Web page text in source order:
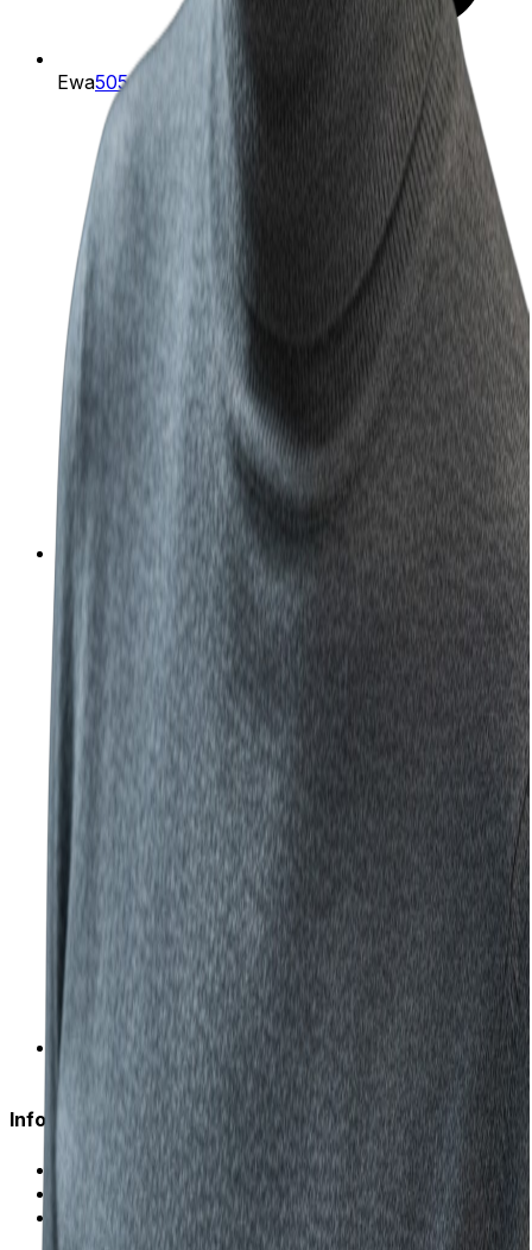
Ewa505-133-352
Sara 512-945-953
kontakt@eva-d.pl
Informacje
Polityka Prywatności
Regulamin Sklepu